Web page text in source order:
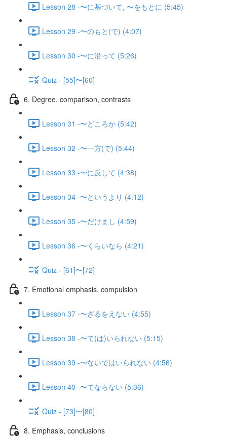
Lesson 28 -〜に基づいて, 〜をもとに (5:45)
Lesson 29 -〜のもと(で) (4:07)
Lesson 30 -〜に沿って (5:26)
Quiz - [55]〜[60]
6. Degree, comparison, contrasts
Lesson 31 -〜どころか (5:42)
Lesson 32 -〜一方(で) (5:44)
Lesson 33 -〜に反して (4:38)
Lesson 34 -〜というより (4:12)
Lesson 35 -〜だけまし (4:59)
Lesson 36 -〜くらいなら (4:21)
Quiz - [61]〜[72]
7. Emotional emphasis, compulsion
Lesson 37 -〜ざるをえない (4:55)
Lesson 38 -〜て(は)いられない (5:15)
Lesson 39 -〜ないではいられない (4:56)
Lesson 40 -〜てならない (5:36)
Quiz - [73]〜[80]
8. Emphasis, conclusions